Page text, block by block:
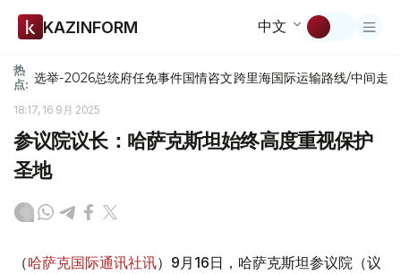
KAZINFORM 中文
热
点: 选举-2026总统府任免事件国情咨文跨里海国际运输路线/中间走廊
18:17, 16 9月 2025
参议院议长：哈萨克斯坦始终高度重视保护
圣地
（哈萨克国际通讯社讯）9月16日，哈萨克斯坦参议院（议